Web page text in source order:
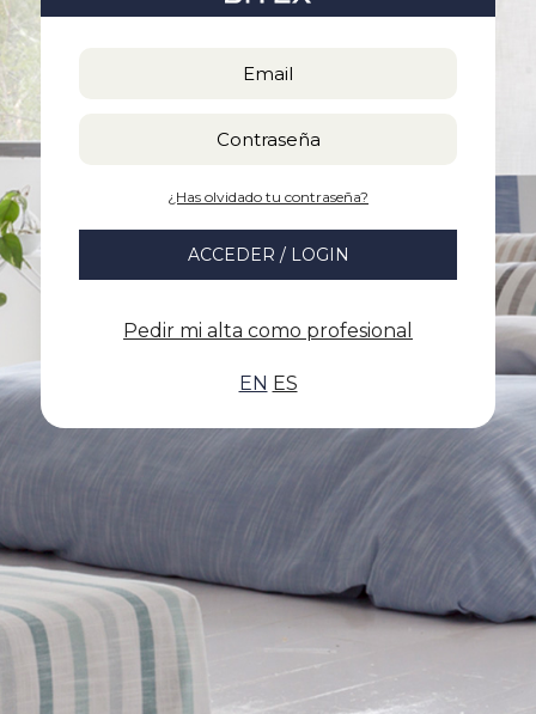
¿Has olvidado tu contraseña?
ACCEDER / LOGIN
Pedir mi alta como profesional
EN ES